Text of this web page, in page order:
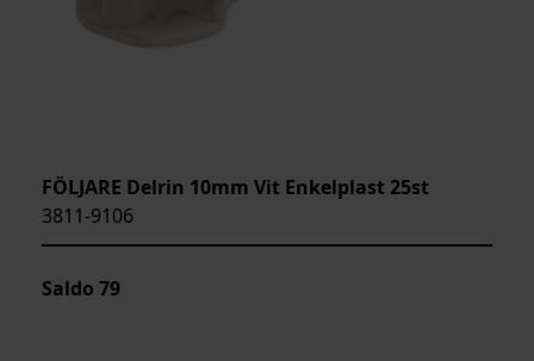
FÖLJARE Delrin 10mm Vit Enkelplast 25st
3811-9106
Saldo 79